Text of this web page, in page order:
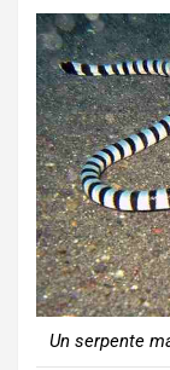
Un serpente